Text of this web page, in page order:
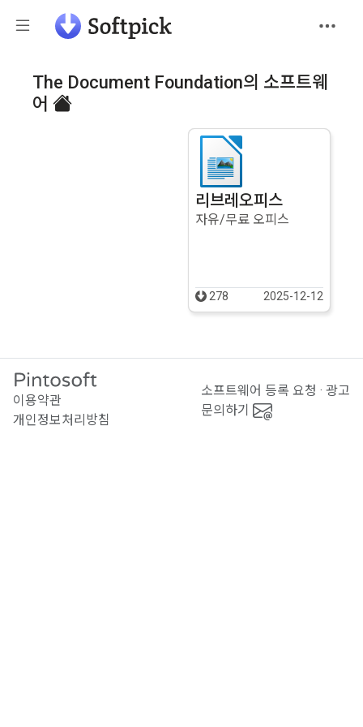
The Document Foundation의 소프트웨
어
리브레오피스
자유/무료 오피스
278 2025-12-12
이용약관
개인정보처리방침
소프트웨어 등록 요청 · 광고
문의하기